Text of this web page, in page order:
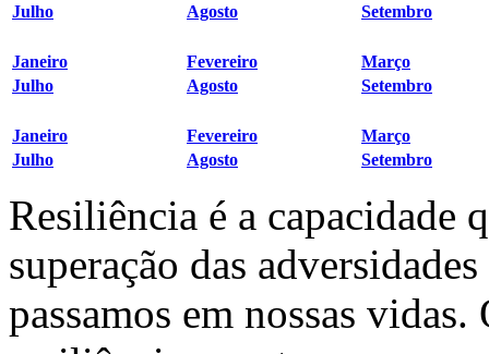
Julho
Agosto Setembro
Janeiro Fevereiro
Março
Julho
Agosto Setembro
Janeiro Fevereiro
Março
Julho
Agosto Setembro
Resiliência é a capacidade
superação das
passamos em nossas